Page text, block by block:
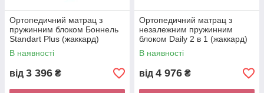
Ортопедичний матрац з
пружинним блоком Боннель
Standart Plus (жаккард)
Sleep&Fly ЕММ
В наявності
від 3 396 ₴
Ортопедичний матрац з
незалежним пружинним
блоком Daily 2 в 1 (жаккард)
Sleep&Fly ЕММ
В наявності
від 4 976 ₴